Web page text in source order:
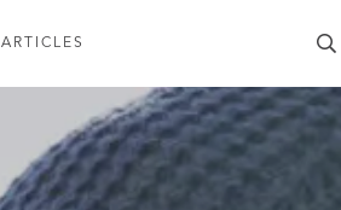
ARTICLES